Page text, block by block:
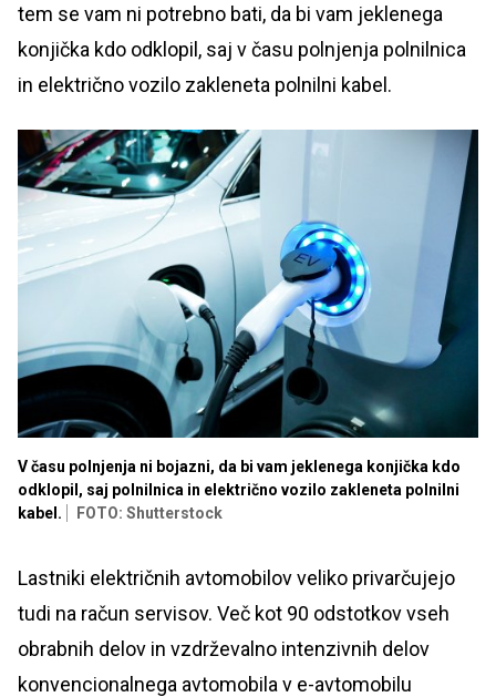
tem se vam ni potrebno bati, da bi vam jeklenega
konjička kdo odklopil, saj v času polnjenja polnilnica
in električno vozilo zakleneta polnilni kabel.
V času polnjenja ni bojazni, da bi vam jeklenega konjička kdo
odklopil, saj polnilnica in električno vozilo zakleneta polnilni
kabel.
FOTO: Shutterstock
Lastniki električnih avtomobilov veliko privarčujejo
tudi na račun servisov. Več kot 90 odstotkov vseh
obrabnih delov in vzdrževalno intenzivnih delov
konvencionalnega avtomobila v e-avtomobilu